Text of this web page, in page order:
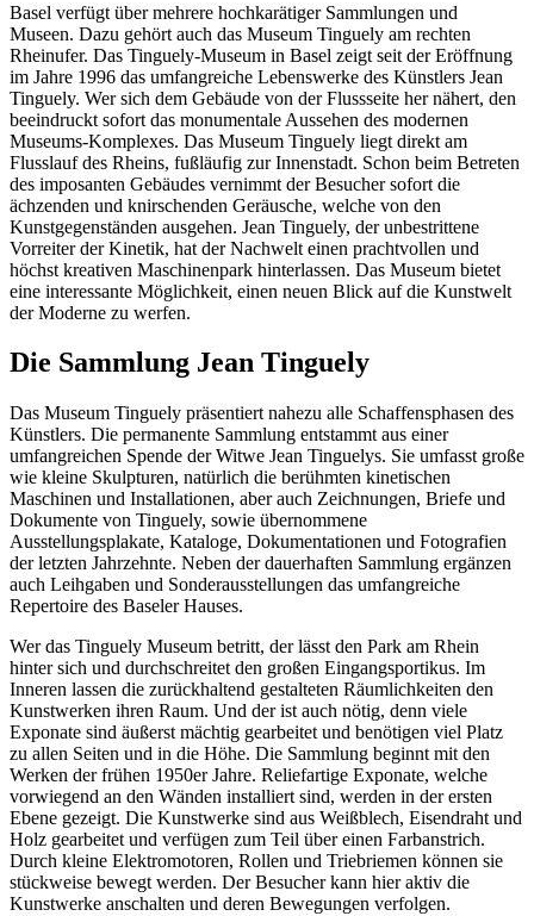
Basel verfügt über mehrere hochkarätiger Sammlungen und
Museen. Dazu gehört auch das Museum Tinguely am rechten
Rheinufer. Das Tinguely-Museum in Basel zeigt seit der Eröffnung
im Jahre 1996 das umfangreiche Lebenswerke des Künstlers Jean
Tinguely. Wer sich dem Gebäude von der Flussseite her nähert, den
beeindruckt sofort das monumentale Aussehen des modernen
Museums-Komplexes. Das Museum Tinguely liegt direkt am
Flusslauf des Rheins, fußläufig zur Innenstadt. Schon beim Betreten
des imposanten Gebäudes vernimmt der Besucher sofort die
ächzenden und knirschenden Geräusche, welche von den
Kunstgegenständen ausgehen. Jean Tinguely, der unbestrittene
Vorreiter der Kinetik, hat der Nachwelt einen prachtvollen und
höchst kreativen Maschinenpark hinterlassen. Das Museum bietet
eine interessante Möglichkeit, einen neuen Blick auf die Kunstwelt
der Moderne zu werfen.
Die Sammlung Jean Tinguely
Das Museum Tinguely präsentiert nahezu alle Schaffensphasen des
Künstlers. Die permanente Sammlung entstammt aus einer
umfangreichen Spende der Witwe Jean Tinguelys. Sie umfasst große
wie kleine Skulpturen, natürlich die berühmten kinetischen
Maschinen und Installationen, aber auch Zeichnungen, Briefe und
Dokumente von Tinguely, sowie übernommene
Ausstellungsplakate, Kataloge, Dokumentationen und Fotografien
der letzten Jahrzehnte. Neben der dauerhaften Sammlung ergänzen
auch Leihgaben und Sonderausstellungen das umfangreiche
Repertoire des Baseler Hauses.
Wer das Tinguely Museum betritt, der lässt den Park am Rhein
hinter sich und durchschreitet den großen Eingangsportikus. Im
Inneren lassen die zurückhaltend gestalteten Räumlichkeiten den
Kunstwerken ihren Raum. Und der ist auch nötig, denn viele
Exponate sind äußerst mächtig gearbeitet und benötigen viel Platz
zu allen Seiten und in die Höhe. Die Sammlung beginnt mit den
Werken der frühen 1950er Jahre. Reliefartige Exponate, welche
vorwiegend an den Wänden installiert sind, werden in der ersten
Ebene gezeigt. Die Kunstwerke sind aus Weißblech, Eisendraht und
Holz gearbeitet und verfügen zum Teil über einen Farbanstrich.
Durch kleine Elektromotoren, Rollen und Triebriemen können sie
stückweise bewegt werden. Der Besucher kann hier aktiv die
Kunstwerke anschalten und deren Bewegungen verfolgen.